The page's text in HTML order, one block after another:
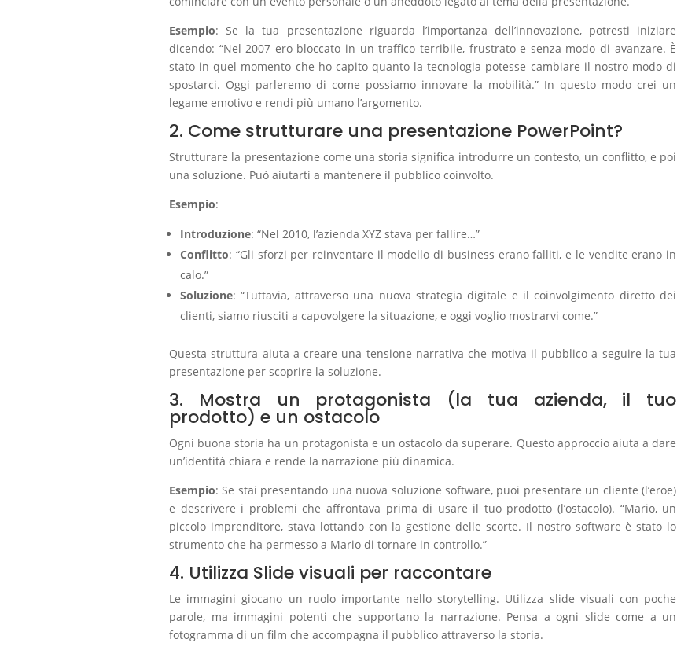
Esempio: Se la tua presentazione riguarda l’importanza dell’innovazione, potresti iniziare
dicendo: “Nel 2007 ero bloccato in un traffico terribile, frustrato e senza modo di avanzare. È
stato in quel momento che ho capito quanto la tecnologia potesse cambiare il nostro modo di
spostarci. Oggi parleremo di come possiamo innovare la mobilità.” In questo modo crei un
legame emotivo e rendi più umano l’argomento.
2. Come strutturare una presentazione PowerPoint?
Strutturare la presentazione come una storia significa introdurre un contesto, un conflitto, e poi
una soluzione. Può aiutarti a mantenere il pubblico coinvolto.
Esempio:
Introduzione: “Nel 2010, l’azienda XYZ stava per fallire…”
Conflitto: “Gli sforzi per reinventare il modello di business erano falliti, e le vendite erano in
calo.”
Soluzione: “Tuttavia, attraverso una nuova strategia digitale e il coinvolgimento diretto dei
clienti, siamo riusciti a capovolgere la situazione, e oggi voglio mostrarvi come.”
Questa struttura aiuta a creare una tensione narrativa che motiva il pubblico a seguire la tua
presentazione per scoprire la soluzione.
3. Mostra un protagonista (la tua azienda, il tuo
prodotto) e un ostacolo
Ogni buona storia ha un protagonista e un ostacolo da superare. Questo approccio aiuta a dare
un’identità chiara e rende la narrazione più dinamica.
Esempio: Se stai presentando una nuova soluzione software, puoi presentare un cliente (l’eroe)
e descrivere i problemi che affrontava prima di usare il tuo prodotto (l’ostacolo). “Mario, un
piccolo imprenditore, stava lottando con la gestione delle scorte. Il nostro software è stato lo
strumento che ha permesso a Mario di tornare in controllo.”
4. Utilizza Slide visuali per raccontare
Le immagini giocano un ruolo importante nello storytelling. Utilizza slide visuali con poche
parole, ma immagini potenti che supportano la narrazione. Pensa a ogni slide come a un
fotogramma di un film che accompagna il pubblico attraverso la storia.